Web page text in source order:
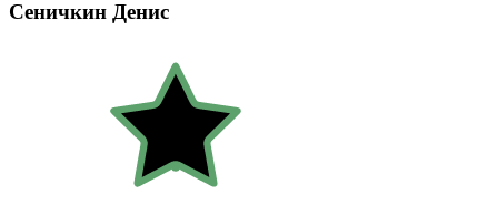
Сеничкин Денис